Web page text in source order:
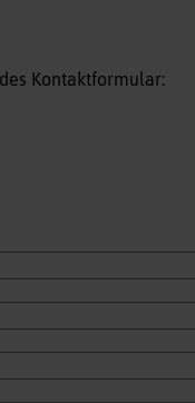
Kontaktformular: